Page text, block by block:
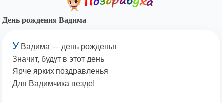
День рождения Вадима
У Вадима — день рожденья
Значит, будут в этот день
Ярче ярких поздравленья
Для Вадимчика везде!